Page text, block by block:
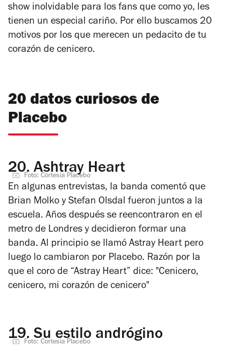
show inolvidable para los fans que como yo, les
tienen un especial cariño. Por ello buscamos 20
motivos por los que merecen un pedacito de tu
corazón de cenicero.
20 datos curiosos de
Placebo
20.Ashtray Heart
Foto: Cortesía Placebo
En algunas entrevistas, la banda comentó que
Brian Molko y Stefan Olsdal fueron juntos a la
escuela. Años después se reencontraron en el
metro de Londres y decidieron formar una
banda. Al principio se llamó Astray Heart pero
luego lo cambiaron por Placebo. Razón por la
que el coro de “Astray Heart” dice: "Cenicero,
cenicero, mi corazón de cenicero"
19.Su estilo andrógino
Foto: Cortesía Placebo